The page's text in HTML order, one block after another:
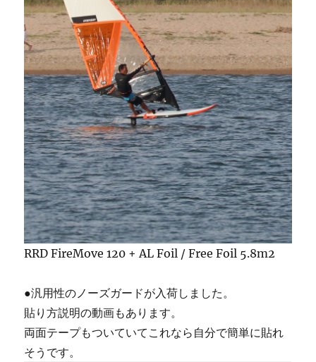
RRD FireMove 120 + AL Foil / Free Foil 5.8m2
●汎用性のノーズガードが入荷しました。
貼り方説明の動画もあります。
両面テープもついていてこれなら自分で簡単に貼れ
そうです。